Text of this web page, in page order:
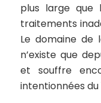
plus large que
traitements
Le domaine de
n’existe que
et souffre
intentionnées du